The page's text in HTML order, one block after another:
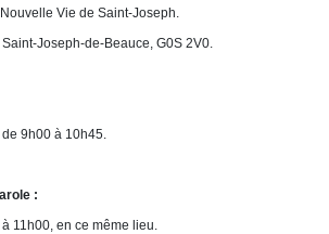
Vie de Saint-Joseph.
Joseph-de-Beauce, G0S 2V0.
9h00 à 10h45.
:
11h00, en ce même lieu.